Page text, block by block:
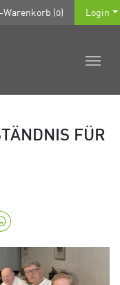
(0) Login
FÜR